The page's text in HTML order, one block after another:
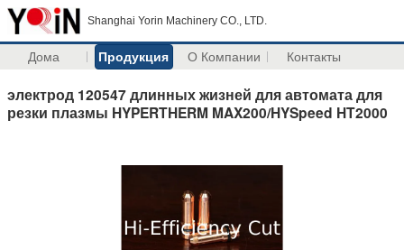
Shanghai Yorin Machinery CO., LTD.
Дома Продукция О Компании Контакты
электрод 120547 длинных жизней для автомата для
резки плазмы HYPERTHERM MAX200/HYSpeed HT2000